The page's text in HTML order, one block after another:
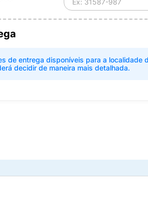
de entrega disponíveis para a localidade
decidir de maneira mais detalhada.